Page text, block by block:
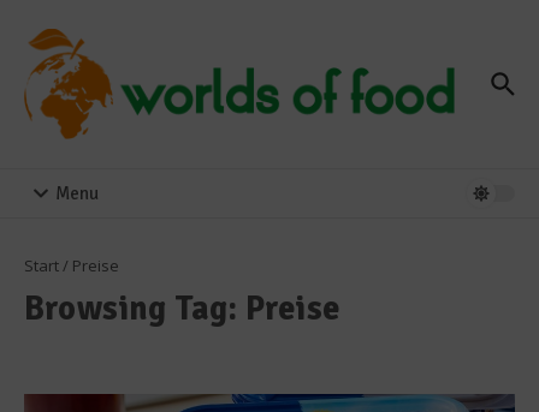
Menu
Start/ Preise
Browsing Tag: Preise